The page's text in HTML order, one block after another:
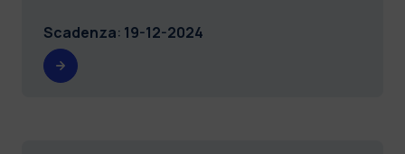
Scadenza: 19-12-2024